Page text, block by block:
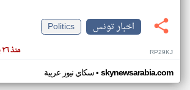
اخبار تونس
Politics
منذ ٢٦ يوم RP29KJ
سكاي نيوز عربية• skynewsarabia.com